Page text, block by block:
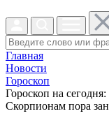
Главная
Новости
Гороскоп
Гороскоп на
Скорпионам пора